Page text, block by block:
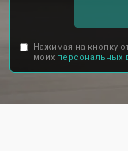
Нажимая на кнопку
моих персональных